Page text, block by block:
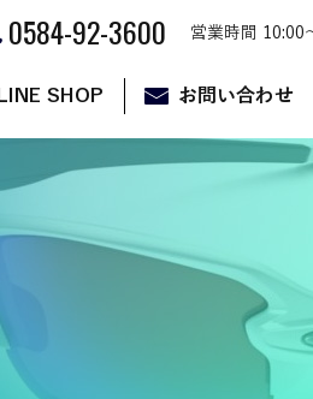
0584-92-3600 営業時間 10:00
SHOP お問い合わせ